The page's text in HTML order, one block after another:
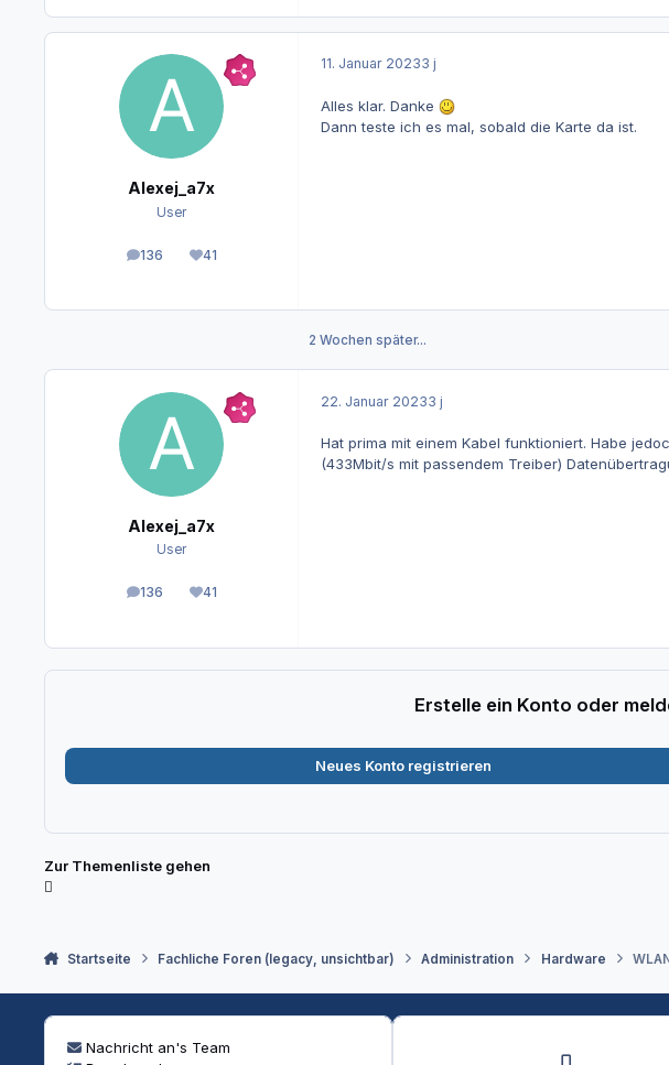
Alexej_a7x
User
136
Beiträge 41
Reputation
11. Januar 20233 j
Alles klar. Danke
Dann teste ich es mal, sobald die Karte da ist.
2 Wochen später...
Alexej_a7x
User
136
Beiträge 41
Reputation
22. Januar 20233 j
Hat prima mit einem Kabel funktioniert. Habe
(433Mbit/s mit passendem Treiber)
Erstelle ein Konto oder
Neues Konto registrieren
Zur Themenliste gehen
Startseite Fachliche Foren (legacy, unsichtbar) Administration Hardware
Nachricht an's Team